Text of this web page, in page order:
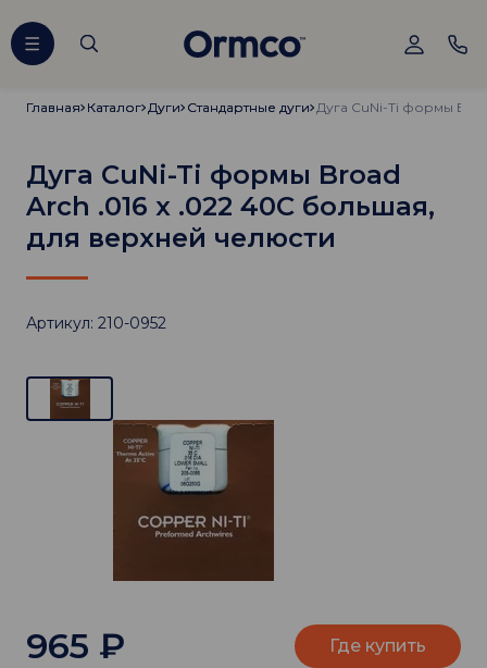
Главная
Главная Каталог
Каталог Дуги
Дуги Стандартные дуги
Стандартные дуги
Дуга CuNi-Ti формы Broad
Arch .016 х .022 40C большая,
для верхней челюсти
Артикул: 210-0952
965 ₽ Где купить